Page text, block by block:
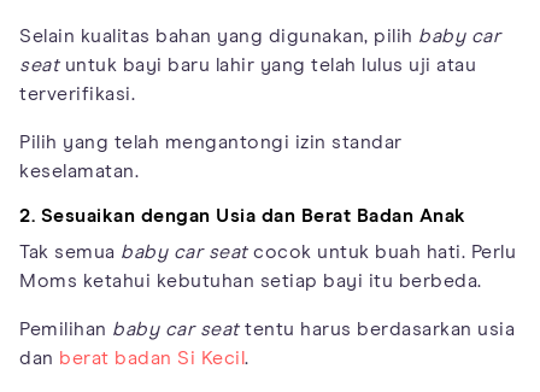
Selain kualitas bahan yang digunakan, pilih baby car
seatuntuk bayi baru lahir yang telah lulus uji atau
terverifikasi.
Pilih yang telah mengantongi izin standar
keselamatan.
2. Sesuaikan dengan Usia dan Berat Badan Anak
Tak semua baby car seat cocok untuk buah hati. Perlu
Moms ketahui kebutuhan setiap bayi itu berbeda.
Pemilihan baby car seattentu harus berdasarkan usia
dan berat badan Si Kecil .